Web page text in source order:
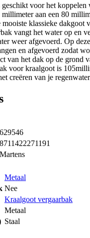
geschikt voor het koppelen
aan een 80
klassieke dakgoot
vangt het water op en
weer afgevoerd. Op
en afgevoerd zodat
van het dak op de grond
voor kraalgoot is
creëren van je
629546
8711422271191
Martens
Metaal
Nee
Kraalgoot vergaarbak
Metaal
Staal